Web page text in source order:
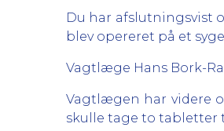
Du har afslutningsvist
blev opereret på et
Vagtlæge Hans Bork-
Vagtlægen har videre
skulle tage to tabletter